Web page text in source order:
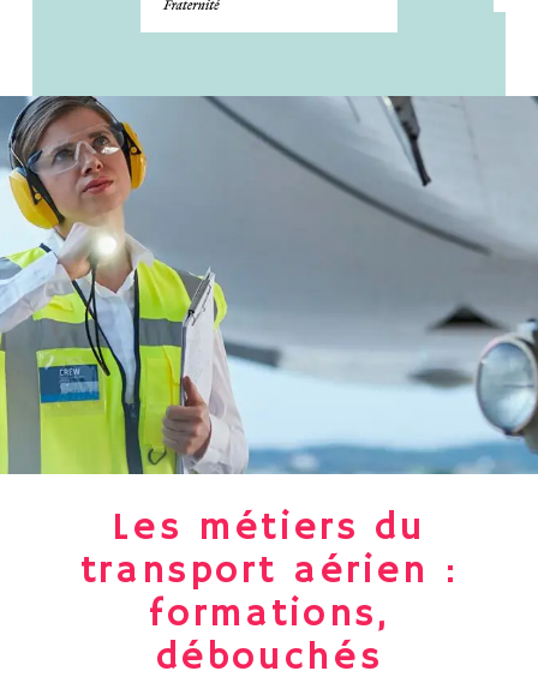
Les métiers du
transport aérien :
formations,
débouchés